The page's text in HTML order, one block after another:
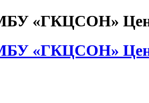
«ГКЦСОН»
«ГКЦСОН»